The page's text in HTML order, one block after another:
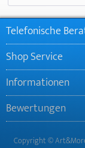
Telefonische
Shop Service
Informationen
Bewertungen
Copyright ©